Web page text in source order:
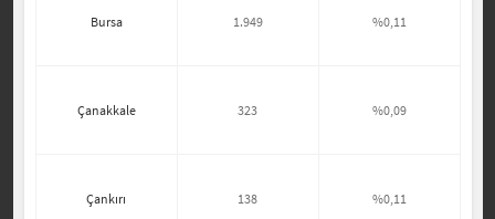
Bursa 1.949 %0,11
Çanakkale 323 %0,09
Çankırı 138 %0,11